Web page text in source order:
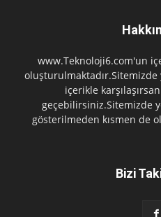
www.Teknoloji6.com'un
oluşturulmaktadır.Sitemizde
içerikle
geçebilirsiniz.Sitemizde
gösterilmeden kısmen de
Bizi